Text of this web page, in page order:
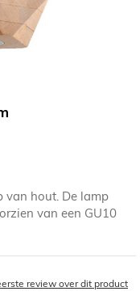
van hout. De lamp
van een GU10
review over dit product